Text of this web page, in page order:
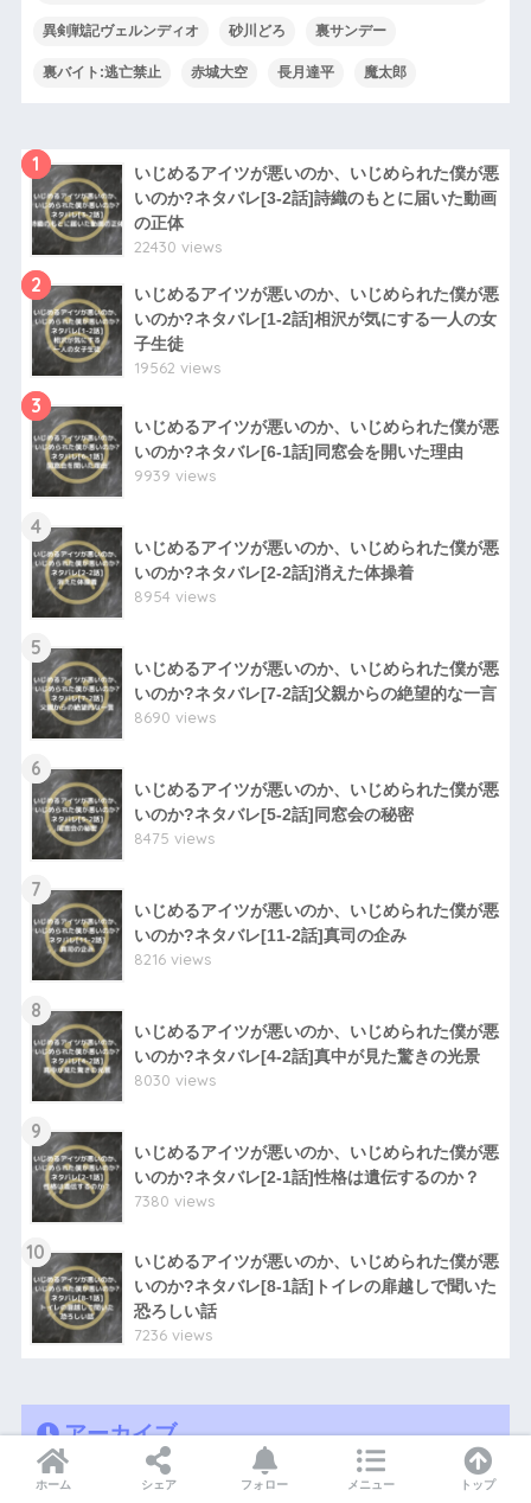
異剣戦記ヴェルンディオ 砂川どろ 裏サンデー
裏バイト:逃亡禁止 赤城大空 長月達平 魔太郎
1
いじめるアイツが悪いのか、いじめられた僕が悪
いのか?ネタバレ[3-2話]詩織のもとに届いた動画
の正体
22430 views
2
いじめるアイツが悪いのか、いじめられた僕が悪
いのか?ネタバレ[1-2話]相沢が気にする一人の女
子生徒
19562 views
3
いじめるアイツが悪いのか、いじめられた僕が悪
いのか?ネタバレ[6-1話]同窓会を開いた理由
9939 views
4
いじめるアイツが悪いのか、いじめられた僕が悪
いのか?ネタバレ[2-2話]消えた体操着
8954 views
5
いじめるアイツが悪いのか、いじめられた僕が悪
いのか?ネタバレ[7-2話]父親からの絶望的な一言
8690 views
6
いじめるアイツが悪いのか、いじめられた僕が悪
いのか?ネタバレ[5-2話]同窓会の秘密
8475 views
7
いじめるアイツが悪いのか、いじめられた僕が悪
いのか?ネタバレ[11-2話]真司の企み
8216 views
8
いじめるアイツが悪いのか、いじめられた僕が悪
いのか?ネタバレ[4-2話]真中が見た驚きの光景
8030 views
9
いじめるアイツが悪いのか、いじめられた僕が悪
いのか?ネタバレ[2-1話]性格は遺伝するのか？
7380 views
10
いじめるアイツが悪いのか、いじめられた僕が悪
いのか?ネタバレ[8-1話]トイレの扉越しで聞いた
恐ろしい話
7236 views
アーカイブ
2022年11月
ホーム シェア フォロー メニュー トップ